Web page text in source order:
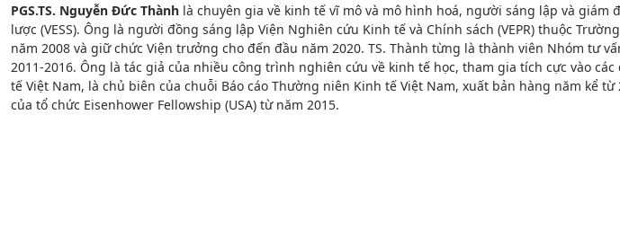
PGS.TS. Nguyễn Đức Thành là chuyên gia về kinh tế vĩ mô và mô hình hoá, người sáng lập và giám
lược (VESS). Ông là người đồng sáng lập Viện Nghiên cứu Kinh tế và Chính sách (VEPR) thuộc
năm 2008 và giữ chức Viện trưởng cho đến đầu năm 2020. TS. Thành từng là thành viên Nhóm tư
2011-2016. Ông là tác giả của nhiều công trình nghiên cứu về kinh tế học, tham gia tích cực vào
tế Việt Nam, là chủ biên của chuỗi Báo cáo Thường niên Kinh tế Việt Nam, xuất bản hàng năm kể từ
của tổ chức Eisenhower Fellowship (USA) từ năm 2015.